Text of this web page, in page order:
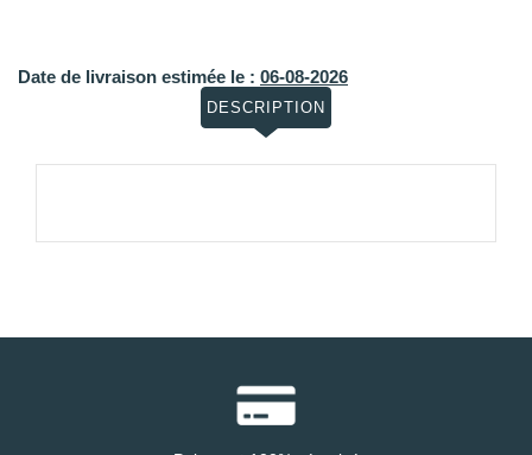
Date de livraison estimée le : 06-08-2026
DESCRIPTION